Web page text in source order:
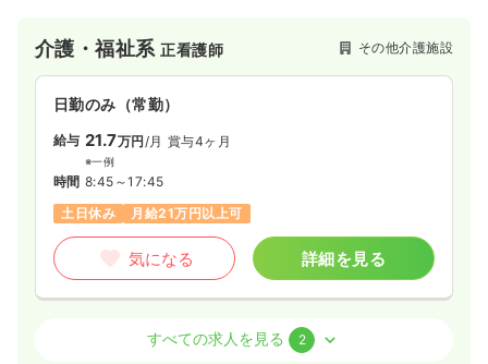
介護・福祉系正看護師 その他介護施設
日勤のみ（常勤）
給与 21.7万円 /月 賞与4ヶ月
※一例
時間 8:45～17:45
土日休み
月給21万円以上可
気になる 詳細を見る
介護・福祉系保健師
すべての求人を見る 2